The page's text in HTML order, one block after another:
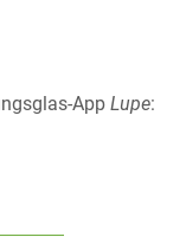
App Lupe: